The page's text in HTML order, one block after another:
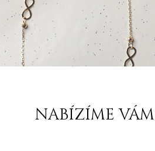
NABÍZÍME VÁM